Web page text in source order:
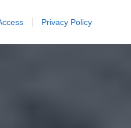
Privacy Policy